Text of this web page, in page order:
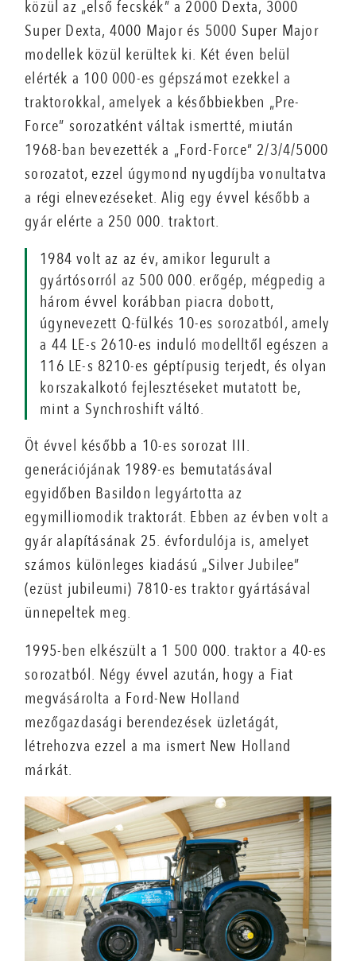
közül az „első fecskék” a 2000 Dexta, 3000
Super Dexta, 4000 Major és 5000 Super Major
modellek közül kerültek ki. Két éven belül
elérték a 100 000-es gépszámot ezekkel a
traktorokkal, amelyek a későbbiekben „Pre-
Force” sorozatként váltak ismertté, miután
1968-ban bevezették a „Ford-Force” 2/3/4/5000
sorozatot, ezzel úgymond nyugdíjba vonultatva
a régi elnevezéseket. Alig egy évvel később a
gyár elérte a 250 000. traktort.
1984 volt az az év, amikor legurult a
gyártósorról az 500 000. erőgép, mégpedig a
három évvel korábban piacra dobott,
úgynevezett Q-fülkés 10-es sorozatból, amely
a 44 LE-s 2610-es induló modelltől egészen a
116 LE-s 8210-es géptípusig terjedt, és olyan
korszakalkotó fejlesztéseket mutatott be,
mint a Synchroshift váltó.
Öt évvel később a 10-es sorozat III.
generációjának 1989-es bemutatásával
egyidőben Basildon legyártotta az
egymilliomodik traktorát. Ebben az évben volt a
gyár alapításának 25. évfordulója is, amelyet
számos különleges kiadású „Silver Jubilee”
(ezüst jubileumi) 7810-es traktor gyártásával
ünnepeltek meg.
1995-ben elkészült a 1 500 000. traktor a 40-es
sorozatból. Négy évvel azután, hogy a Fiat
megvásárolta a Ford-New Holland
mezőgazdasági berendezések üzletágát,
létrehozva ezzel a ma ismert New Holland
márkát.